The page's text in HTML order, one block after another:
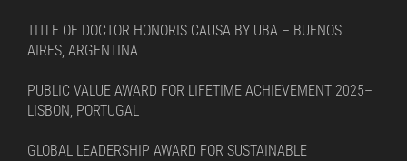
TITLE OF DOCTOR HONORIS CAUSA BY UBA – BUENOS
AIRES, ARGENTINA
PUBLIC VALUE AWARD FOR LIFETIME ACHIEVEMENT 2025–
LISBON, PORTUGAL
GLOBAL LEADERSHIP AWARD FOR SUSTAINABLE